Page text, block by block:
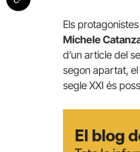
Els
Michele
d’un article del
segon apartat,
segle XXI és